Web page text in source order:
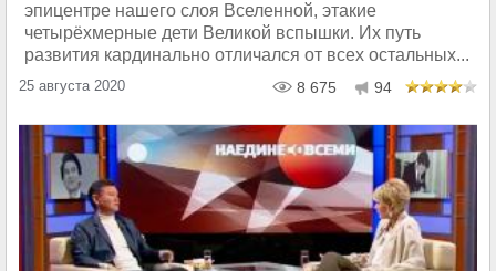
эпицентре нашего слоя Вселенной, этакие
четырёхмерные дети Великой вспышки. Их путь
развития кардинально отличался от всех остальных...
25 августа 2020 8 675 94